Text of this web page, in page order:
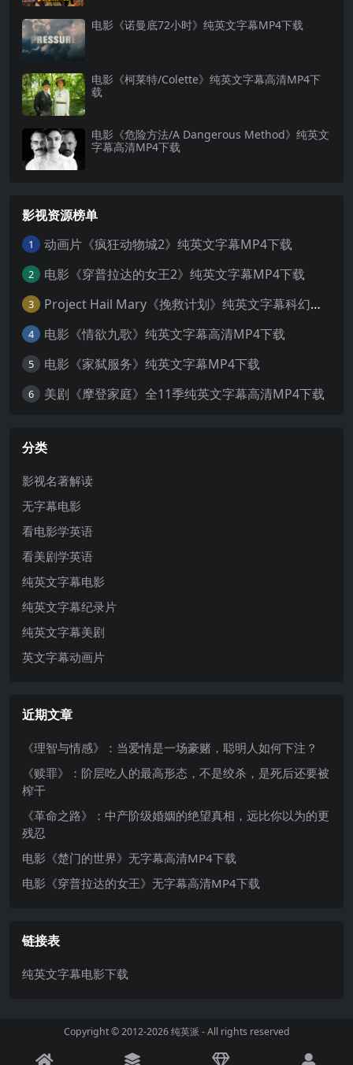
电影《诺曼底72小时》纯英文字幕MP4下载
电影《柯莱特/Colette》纯英文字幕高清MP4下
载
电影《危险方法/A Dangerous Method》纯英文
字幕高清MP4下载
影视资源榜单
1 动画片《疯狂动物城2》纯英文字幕MP4下载
2 电影《穿普拉达的女王2》纯英文字幕MP4下载
3 Project Hail Mary《挽救计划》纯英文字幕科幻电影MP4下载
4 电影《情欲九歌》纯英文字幕高清MP4下载
5 电影《家弑服务》纯英文字幕MP4下载
6 美剧《摩登家庭》全11季纯英文字幕高清MP4下载
分类
影视名著解读
无字幕电影
看电影学英语
看美剧学英语
纯英文字幕电影
纯英文字幕纪录片
纯英文字幕美剧
英文字幕动画片
近期文章
《理智与情感》：当爱情是一场豪赌，聪明人如何下注？
《赎罪》：阶层吃人的最高形态，不是绞杀，是死后还要被
榨干
《革命之路》：中产阶级婚姻的绝望真相，远比你以为的更
残忍
电影《楚门的世界》无字幕高清MP4下载
电影《穿普拉达的女王》无字幕高清MP4下载
链接表
纯英文字幕电影下载
Copyright © 2012-2026纯英派 - All rights reserved